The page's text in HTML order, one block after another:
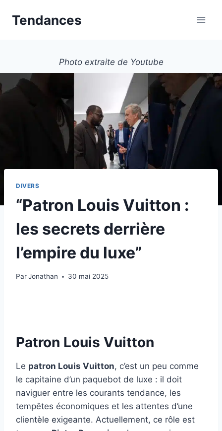
Tendances
Photo extraite de Youtube
DIVERS
“Patron Louis Vuitton :
les secrets derrière
l’empire du luxe”
ParJonathan 30 mai 2025
Patron Louis Vuitton
Le patron Louis Vuitton, c’est un peu comme
le capitaine d’un paquebot de luxe : il doit
naviguer entre les courants tendance, les
tempêtes économiques et les attentes d’une
clientèle exigeante. Actuellement, ce rôle est